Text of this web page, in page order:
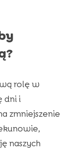
rolę w
dni i
zmniejszenie
naszych